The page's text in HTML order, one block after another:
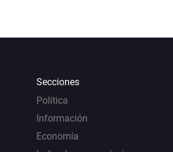
Secciones
Política
Información
Economía